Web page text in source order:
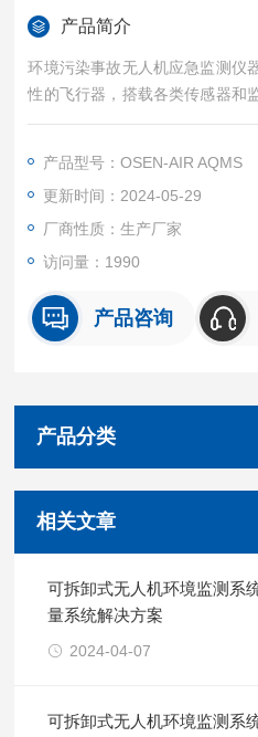
产品简介
环境污染事故无人机应急监测仪
性的飞行器，搭载各类传感器和
下执行监测和数据收集任务。
产品型号：OSEN-AIR AQMS
更新时间：2024-05-29
厂商性质：生产厂家
访问量：1990
产品咨询
产品分类
相关文章
可拆卸式无人机环境监测系
量系统解决方案
2024-04-07
可拆卸式无人机环境监测系